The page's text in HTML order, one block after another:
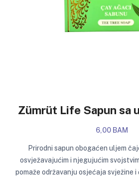
Zümrüt Life Sapun sa
6,00 BAM
Prirodni sapun obogaćen uljem
osvježavajućim i njegujućim
pomaže održavanju osjećaja svježine